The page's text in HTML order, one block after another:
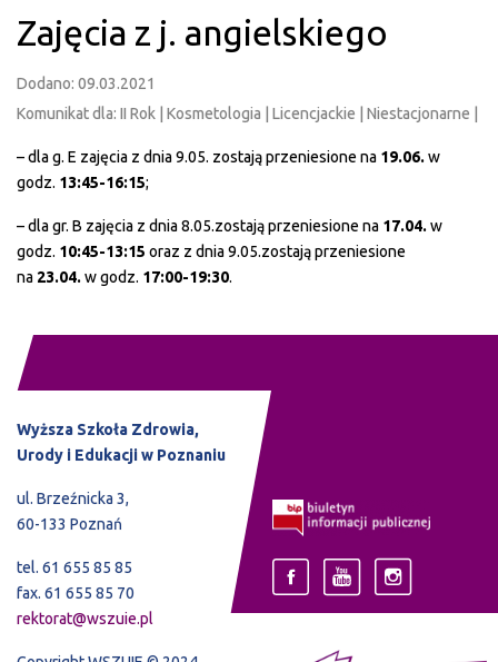
Zajęcia z j. angielskiego
Dodano: 09.03.2021
Komunikat dla: II Rok | Kosmetologia | Licencjackie | Niestacjonarne |
– dla g. E zajęcia z dnia 9.05. zostają przeniesione na 19.06.w
godz. 13:45-16:15;
– dla gr. B zajęcia z dnia 8.05.zostają przeniesione na 17.04.w
godz. 10:45-13:15 oraz z dnia 9.05.zostają przeniesione
na23.04.w godz. 17:00-19:30.
Wyższa Szkoła Zdrowia,
Urody i Edukacji w Poznaniu
ul. Brzeźnicka 3,
60-133 Poznań
tel. 61 655 85 85
fax. 61 655 85 70
rektorat@wszuie.pl